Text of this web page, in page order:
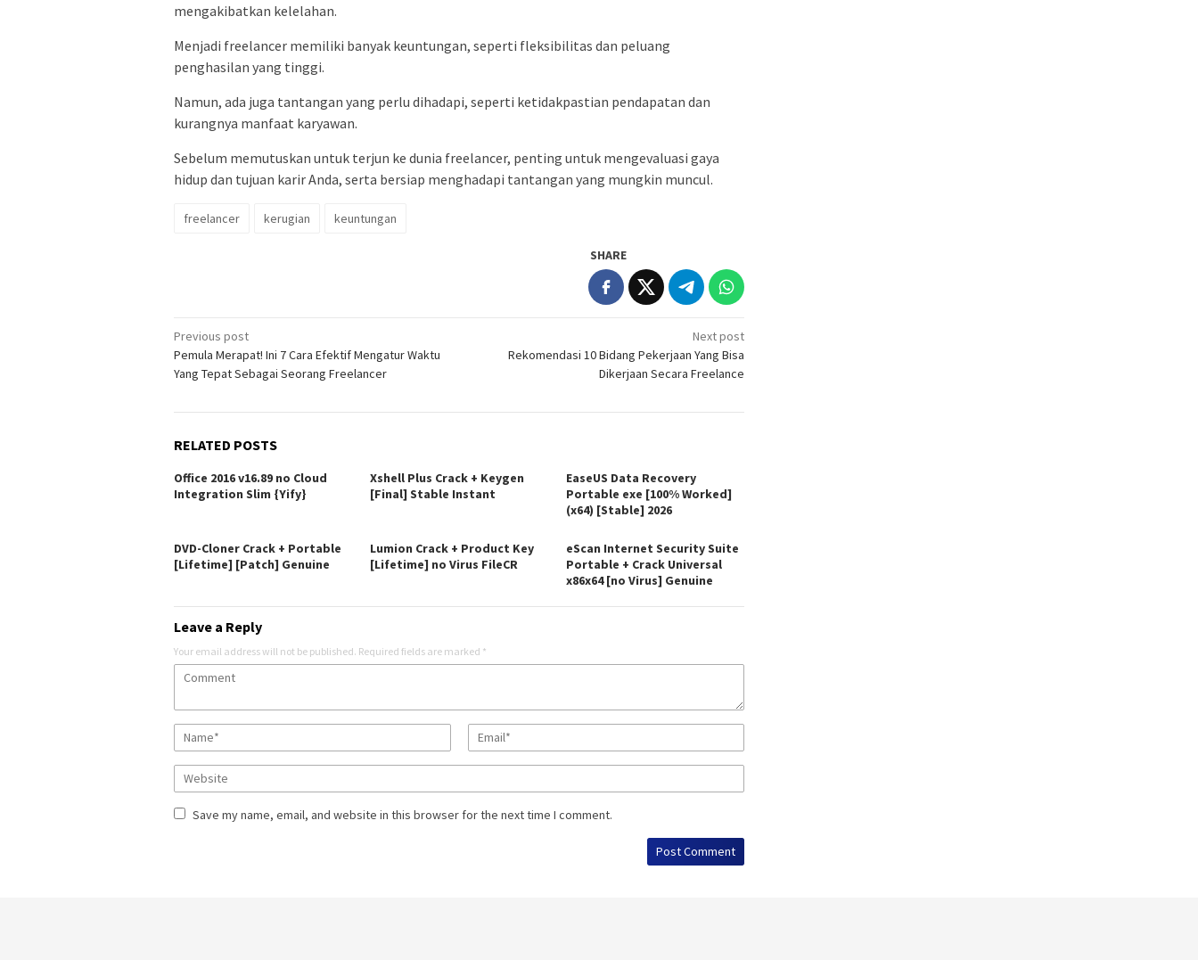
mengakibatkan kelelahan.
Menjadi freelancer memiliki banyak keuntungan, seperti fleksibilitas dan peluang
penghasilan yang tinggi.
Namun, ada juga tantangan yang perlu dihadapi, seperti ketidakpastian pendapatan dan
kurangnya manfaat karyawan.
Sebelum memutuskan untuk terjun ke dunia freelancer, penting untuk mengevaluasi gaya
hidup dan tujuan karir Anda, serta bersiap menghadapi tantangan yang mungkin muncul.
freelancer kerugian keuntungan
SHARE
Post
navigation
Previous post
Pemula Merapat! Ini 7 Cara Efektif Mengatur Waktu
Yang Tepat Sebagai Seorang Freelancer
Next post
Rekomendasi 10 Bidang Pekerjaan Yang Bisa
Dikerjaan Secara Freelance
RELATED POSTS
Office 2016 v16.89 no Cloud
Integration Slim {Yify}
Xshell Plus Crack + Keygen
[Final] Stable Instant
EaseUS Data Recovery
Portable exe [100% Worked]
(x64) [Stable] 2026
DVD-Cloner Crack + Portable
[Lifetime] [Patch] Genuine
Lumion Crack + Product Key
[Lifetime] no Virus FileCR
eScan Internet Security Suite
Portable + Crack Universal
x86x64 [no Virus] Genuine
Leave a Reply
Your email address will not be published. Required fields are marked *
Save my name, email, and website in this browser for the next time I comment.